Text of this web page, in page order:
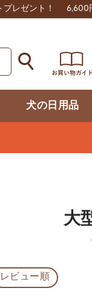
レゼント！ 6,600
犬の日用品
大
レビュー順